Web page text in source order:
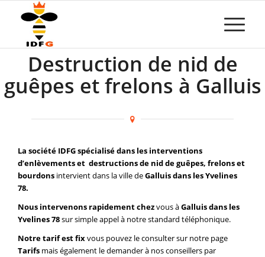
Destruction de nid de
guêpes et frelons à Galluis
La société IDFG spécialisé dans les interventions
d’enlèvements et destructions de nid de guêpes, frelons et
bourdons intervient dans la ville deGalluis dans les Yvelines
78.
Nous intervenons rapidement chezvous àGalluis dans les
Yvelines 78sur simple appel à notre standard téléphonique.
Notre tarif est fixvous pouvez le consulter sur notre page
Tarifs mais également le demander à nos conseillers par